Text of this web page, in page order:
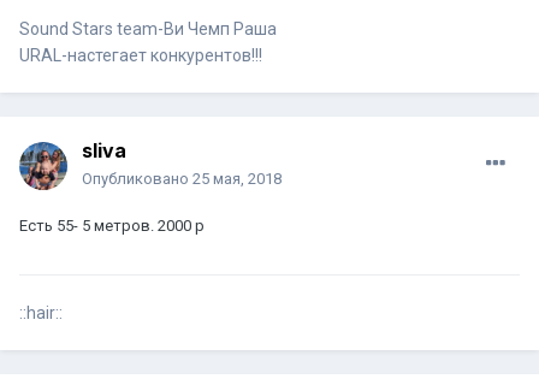
Sound Stars team-Ви Чемп Раша
URAL-настегает конкурентов!!!
sliva
Опубликовано 25 мая, 2018
Есть 55- 5 метров. 2000 р
::hair::